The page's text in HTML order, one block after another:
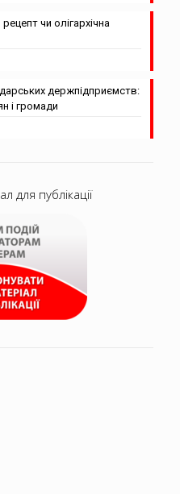
чи олігархічна
держпідприємств:
і громади
для публікації